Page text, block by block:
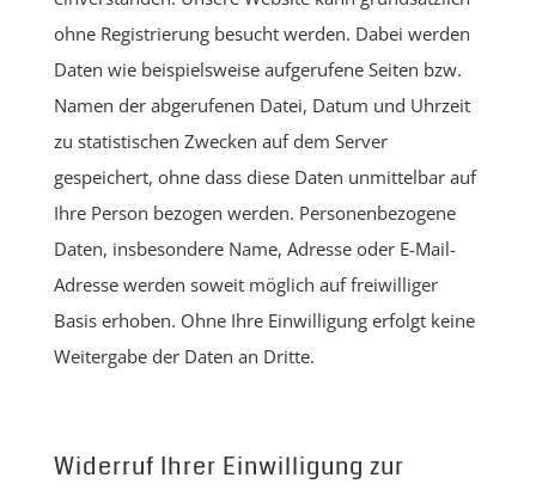
ohne Registrierung besucht werden. Dabei werden
Daten wie beispielsweise aufgerufene Seiten bzw.
Namen der abgerufenen Datei, Datum und Uhrzeit
zu statistischen Zwecken auf dem Server
gespeichert, ohne dass diese Daten unmittelbar auf
Ihre Person bezogen werden. Personenbezogene
Daten, insbesondere Name, Adresse oder E-Mail-
Adresse werden soweit möglich auf freiwilliger
Basis erhoben. Ohne Ihre Einwilligung erfolgt keine
Weitergabe der Daten an Dritte.
Widerruf Ihrer Einwilligung zur